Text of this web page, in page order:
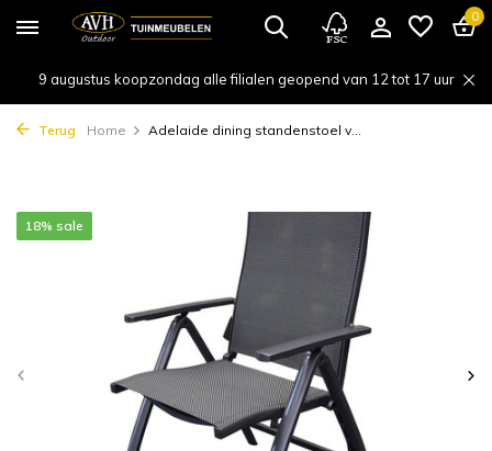
0
9 augustus koopzondag alle filialen geopend van 12 tot 17 uur
Terug Home Adelaide dining standenstoel v...
18% sale